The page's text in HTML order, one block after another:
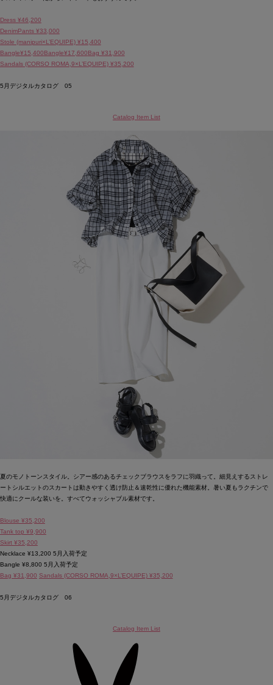
Dress ¥46,200
DenimPants ¥33,000
Stole (manipuri×L’EQUIPE) ¥15,400
Bangle¥15,400Bangle¥17,600Bag ¥31,900
Sandals (CORSO ROMA,9×L’EQUIPE) ¥35,200
5月デジタルカタログ 05
Catalog Item List
夏のモノトーンスタイル。シアー感のあるチェックブラウスをラフに羽織って。細見えするストレ
ートシルエットのスカートは動きやすく透け防止＆速乾性に優れた機能素材。暑い夏もラクチンで
快適にクールな装いを。すべてウォッシャブル素材です。
Blouse ¥35,200
Tank top ¥9,900
Skirt ¥35,200
Necklace ¥13,200 5月入荷予定
Bangle ¥8,800 5月入荷予定
Bag ¥31,900 Sandals (CORSO ROMA,9×L’EQUIPE) ¥35,200
5月デジタルカタログ 06
Catalog Item List